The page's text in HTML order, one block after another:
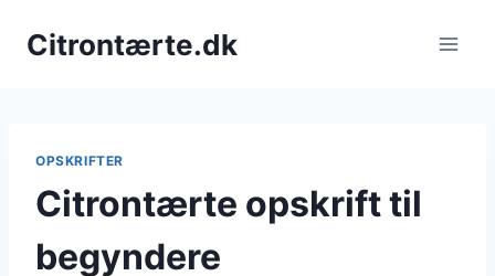
Citrontærte.dk
OPSKRIFTER
Citrontærte opskrift til
begyndere